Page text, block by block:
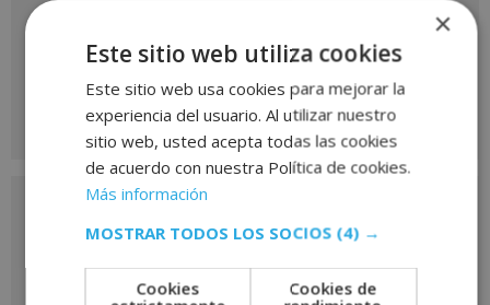
Solicita más información
de
este curso
Nombre *
×
Este sitio web utiliza cookies
Este sitio web usa cookies para mejorar la
experiencia del usuario. Al utilizar nuestro
sitio web, usted acepta todas las cookies
de acuerdo con nuestra Política de cookies.
Más información
MOSTRAR TODOS LOS SOCIOS (4) →
Cookies
Cookies de